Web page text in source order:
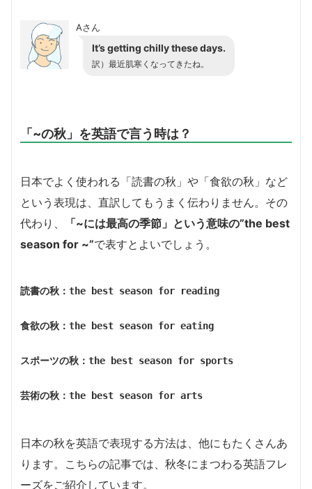
Aさん
It’s getting chilly these days.
訳）最近肌寒くなってきたね。
「~の秋」を英語で言う時は？
日本でよく使われる「読書の秋」や「食欲の秋」など
という表現は、直訳してもうまく伝わりません。その
代わり、
「~には最高の季節」という意味の”the best
season for ~”で表すとよいでしょう。
読書の秋：the best season for reading
食欲の秋：the best season for eating
スポーツの秋：the best season for sports
芸術の秋：the best season for arts
日本の秋を英語で表現する方法は、他にもたくさんあ
ります。こちらの記事では、秋冬にまつわる英語フレ
ーズをご紹介しています。